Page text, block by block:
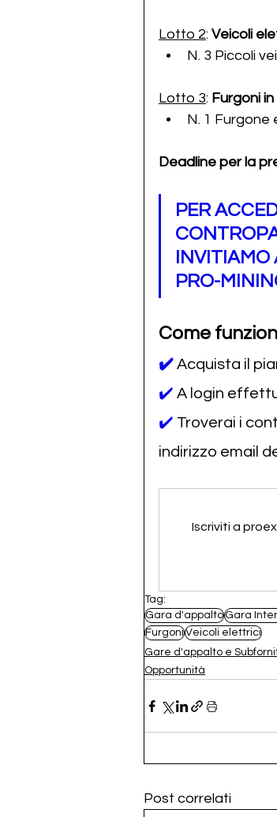
Lotto 2: Veicoli
N. 3 Piccoli
Lotto 3: Furgoni
N. 1 Furgone
Deadline per la
PER
PRO-
Come
✔️ Acquista il
✔️ A login
✔️ Troverai i
indirizzo email
Iscriviti a
Tag:
Gara d'appaltoGara
FurgoniVeicoli elettrici
Gare d'appalto e
Opportunità
Post correlati